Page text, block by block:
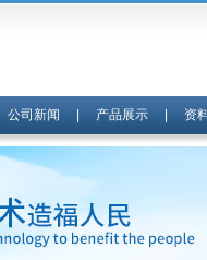
公司新闻 产品展示| 资